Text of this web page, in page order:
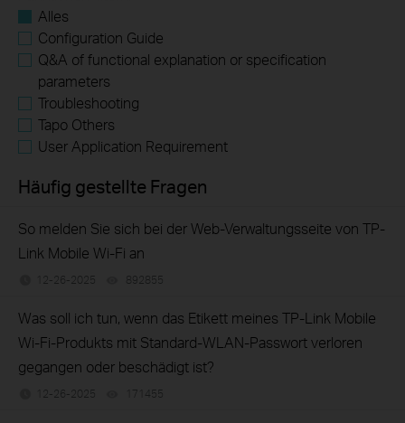
Alles
Configuration Guide
Q&A of functional explanation or specification
parameters
Troubleshooting
Tapo Others
User Application Requirement
Häufig gestellte Fragen
So melden Sie sich bei der Web-Verwaltungsseite von TP-
Link Mobile Wi-Fi an
12-26-2025 892855
Was soll ich tun, wenn das Etikett meines TP-Link Mobile
Wi-Fi-Produkts mit Standard-WLAN-Passwort verloren
gegangen oder beschädigt ist?
12-26-2025 171455